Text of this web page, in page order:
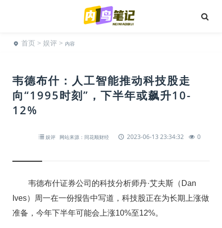
首页 > 娱评 > 内容
韦德布什：人工智能推动科技股走
向“1995时刻”，下半年或飙升10-
12%
娱评 网站来源：同花顺财经 2023-06-13 23:34:32 0
韦德布什证券公司的科技分析师丹·艾夫斯（Dan
Ives）周一在一份报告中写道，科技股正在为长期上涨做
准备，今年下半年可能会上涨10%至12%。